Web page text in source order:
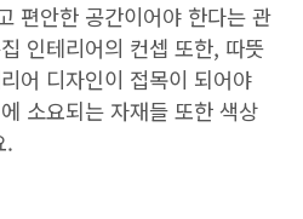
편안한 공간이어야 한다는 관
인테리어의 컨셉 또한, 따뜻
어 디자인이 접목이 되어야
소요되는 자재들 또한 색상
.